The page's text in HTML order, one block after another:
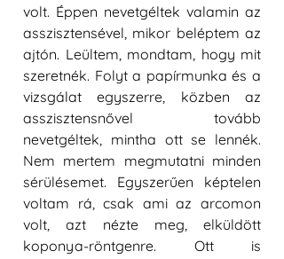
volt. Éppen nevetgéltek valamin az
asszisztensével, mikor beléptem az
ajtón. Leültem, mondtam, hogy mit
szeretnék. Folyt a papírmunka és a
vizsgálat egyszerre, közben az
asszisztensnővel tovább
nevetgéltek, mintha ott se lennék.
Nem mertem megmutatni minden
sérülésemet. Egyszerűen képtelen
voltam rá, csak ami az arcomon
volt, azt nézte meg, elküldött
koponya-röntgenre. Ott is